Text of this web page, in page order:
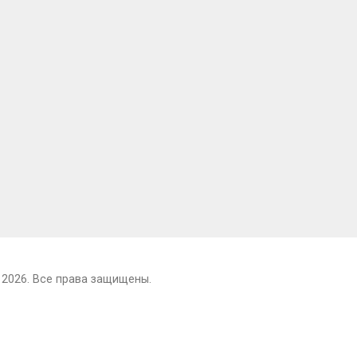
Все права защищены.